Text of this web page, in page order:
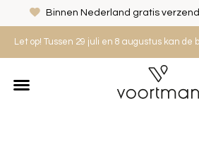
Binnen Nederland gratis